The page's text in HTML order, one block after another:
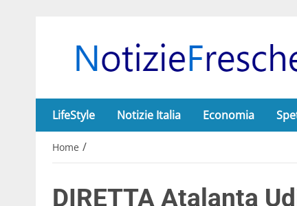
LifeStyle Notizie Italia Economia
Home /
DIRETTA Atalanta